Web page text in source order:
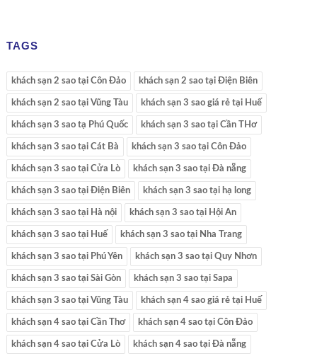
TAGS
khách sạn 2 sao tại Côn Đảo khách sạn 2 sao tại Điện Biên
khách sạn 2 sao tại Vũng Tàu khách sạn 3 sao giá rẻ tại Huế
khách sạn 3 sao tạ Phú Quốc khách sạn 3 sao tại Cần THơ
khách sạn 3 sao tại Cát Bà khách sạn 3 sao tại Côn Đảo
khách sạn 3 sao tại Cửa Lò khách sạn 3 sao tại Đà nẵng
khách sạn 3 sao tại Điện Biên khách sạn 3 sao tại hạ long
khách sạn 3 sao tại Hà nội khách sạn 3 sao tại Hội An
khách sạn 3 sao tại Huế khách sạn 3 sao tại Nha Trang
khách sạn 3 sao tại Phú Yên khách sạn 3 sao tại Quy Nhơn
khách sạn 3 sao tại Sài Gòn khách sạn 3 sao tại Sapa
khách sạn 3 sao tại Vũng Tàu khách sạn 4 sao giá rẻ tại Huế
khách sạn 4 sao tại Cần Thơ khách sạn 4 sao tại Côn Đảo
khách sạn 4 sao tại Cửa Lò khách sạn 4 sao tại Đà nẵng